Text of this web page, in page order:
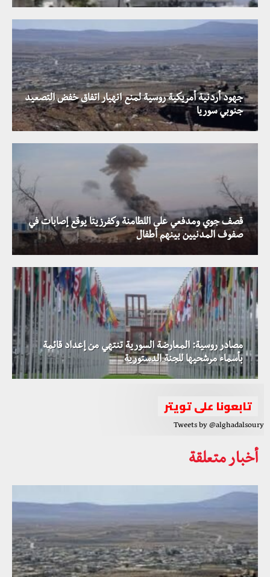
جهود أردنية أمريكية روسية لمنع انهيار اتفاق خفض التصعيد
جنوبي سوريا
قصف جوي ومدفعي على اللطامنة وكفرزيتا يوقع إصابات في
صفوف المدنيين بينهم أطفال
مصادر روسية: المعارضة السورية تنتهي من إعداد قائمة
بأسماء مرشحيها للجنة الدستورية
تابعونا على تويتر
Tweets by @alghadalsoury
أخبار متعلقة